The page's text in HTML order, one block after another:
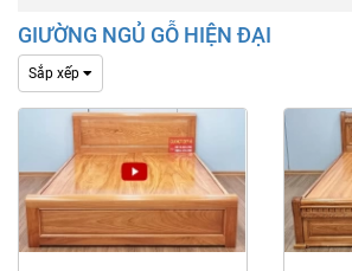
Giường
Gỗ
Áo
Gỗ
Tự
Nhiên
GIƯỜNG NGỦ GỖ HIỆN ĐẠI
Sắp xếp